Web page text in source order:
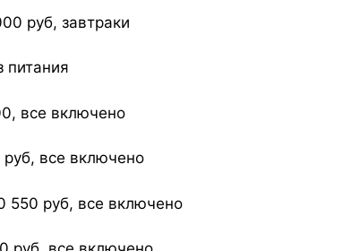
руб, завтраки
питания
все включено
все включено
550 руб, все включено